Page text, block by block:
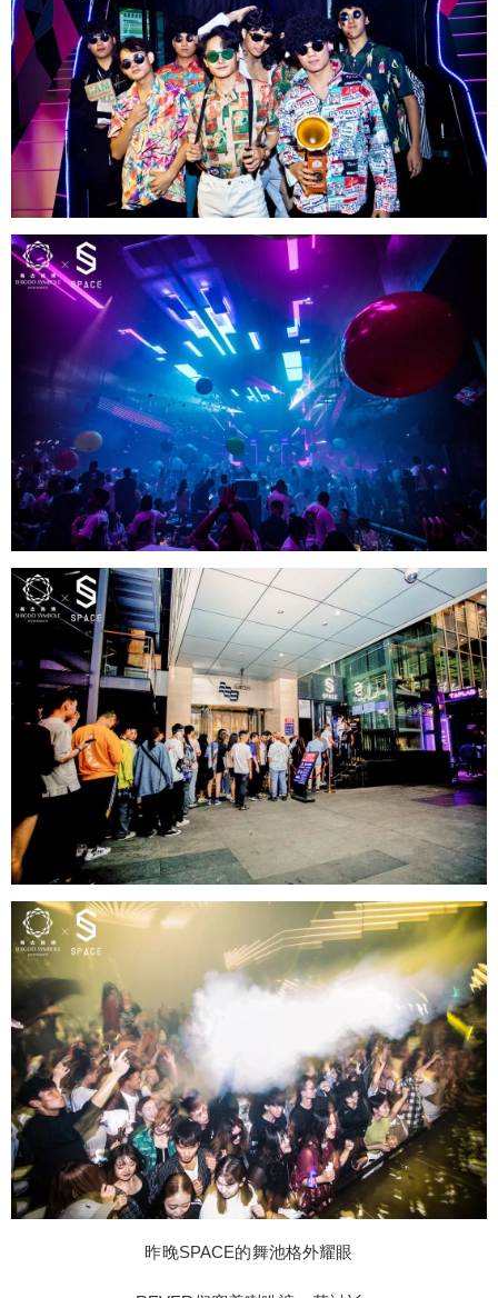
昨晚SPACE的舞池格外耀眼
信，本人会在能力范围内给予你最大的帮助。博主
还可以提供成都各个夜店的预定服务。